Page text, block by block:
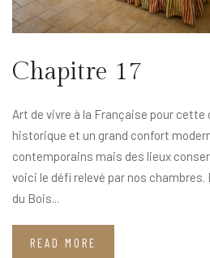
Chapitre 17
Art de vivre à la Française pour
historique et un grand confort
contemporains mais des lieux
voici le défi relevé par nos chambres.
du Bois...
READ MORE